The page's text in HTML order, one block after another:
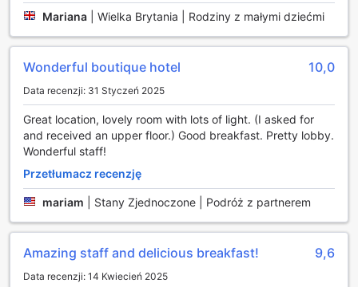
w zewnętrznym basenie można zażyć kąpieli słonecznych
w otoczeniu bujnej roślinności. Dla tych, którzy pragną
poczuć piasek pod stopami, bliskość plaży stanowi
prostu relaksu na słońcu. Mine Hotel Boutique to miejsce,
gdzie aktywność fizyczna spotyka się z luksusowym
wypoczynkiem.
Udogodnienia w Mine Hotel Boutique – Komfort i Wygoda
na Wyciągnięcie Ręki
Mine Hotel Boutique w Buenos Aires to miejsce, które łączy
elegancję z wygodą, oferując swoim gościom szereg
wyjątkowy. W hotelu dostępna jest usługa pralni oraz pralni
chemicznej, co pozwala na wygodne zarządzanie odzieżą
podczas podróży. Goście mogą również skorzystać z room
service, aby delektować się posiłkami w intymnej
Mariana Wielka Brytania | Rodziny z małymi dziećmi
Wonderful boutique hotel 10,0
Data recenzji: 31 Styczeń 2025
Great location, lovely room with lots of light. (I asked for
and received an upper floor.) Good breakfast. Pretty lobby.
Wonderful staff!
Przetłumacz recenzję
mariam Stany Zjednoczone | Podróż z partnerem
Amazing staff and delicious breakfast! 9,6
Data recenzji: 14 Kwiecień 2025